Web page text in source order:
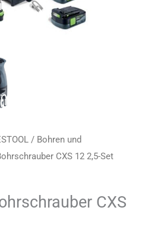
/ Bohren und
CXS 12 2,5-Set
CXS